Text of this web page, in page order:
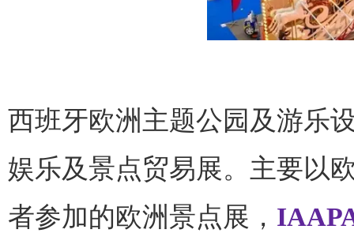
西班牙欧洲主题公园及游乐
娱乐及景点贸易展。主要以
者参加的欧洲景点展，